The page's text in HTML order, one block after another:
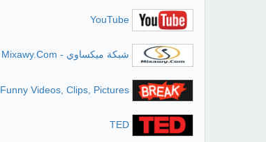
YouTube
شبكة ميكساوي - Mixawy.Com
Funny Videos, Clips, Pictures
TED